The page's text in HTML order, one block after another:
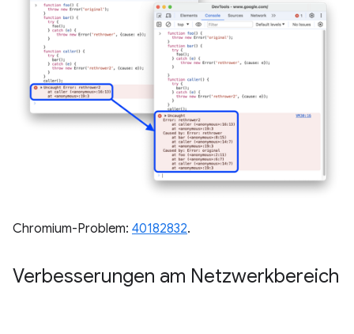
Chromium-Problem: 40182832.
Verbesserungen am Netzwerkbereich